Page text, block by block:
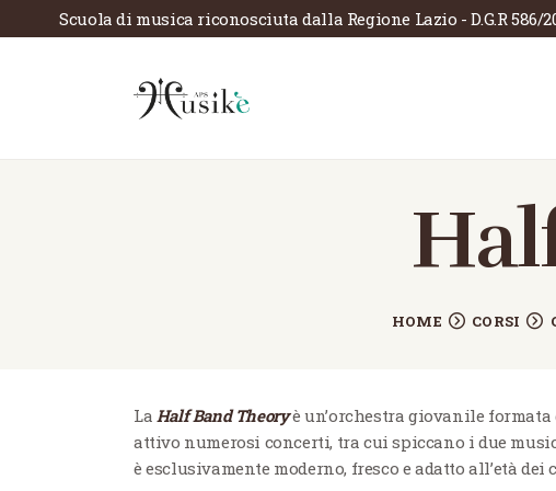
Scuola di musica riconosciuta dalla Regione Lazio - D.G.R 586/
HOME CORSI
LA
La Half Band Theoryè un’orchestra giovanile formata
attivo numerosi concerti, tra cui spiccano i due
è esclusivamente moderno, fresco e adatto all’età dei